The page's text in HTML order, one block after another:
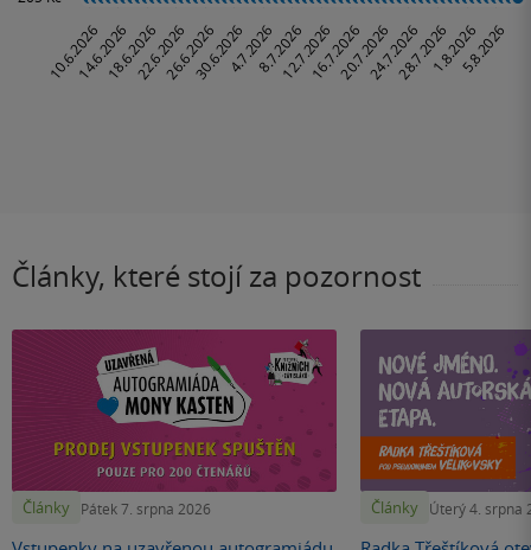
Články, které stojí za pozornost
Články Pátek 7. srpna 2026 Články Úterý 4. srpna